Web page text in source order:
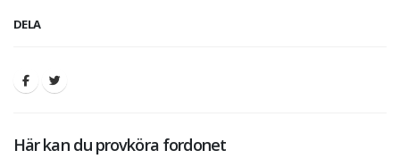
DELA
Här kan du provköra fordonet